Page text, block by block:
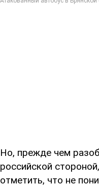
Но, прежде чем
российской
отметить, что не